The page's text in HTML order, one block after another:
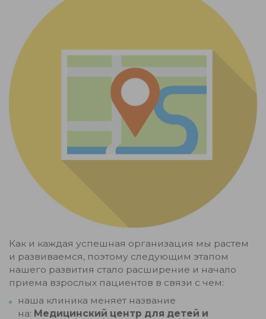
Как и каждая успешная организация мы растем
и развиваемся, поэтому следующим этапом
нашего развития стало расширение и начало
приема взрослых пациентов в связи с чем:
наша клиника меняет название
на: Медицинский центр для детей и